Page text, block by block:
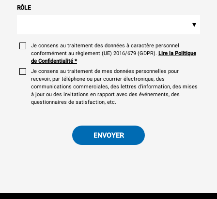
RÔLE
▾
Je consens au traitement des données à caractère personnel
conformément au règlement (UE) 2016/679 (GDPR). Lire la Politique
de Confidentialité *
Je consens au traitement de mes données personnelles pour
recevoir, par téléphone ou par courrier électronique, des
communications commerciales, des lettres d'information, des mises
à jour ou des invitations en rapport avec des événements, des
questionnaires de satisfaction, etc.
ENVOYER